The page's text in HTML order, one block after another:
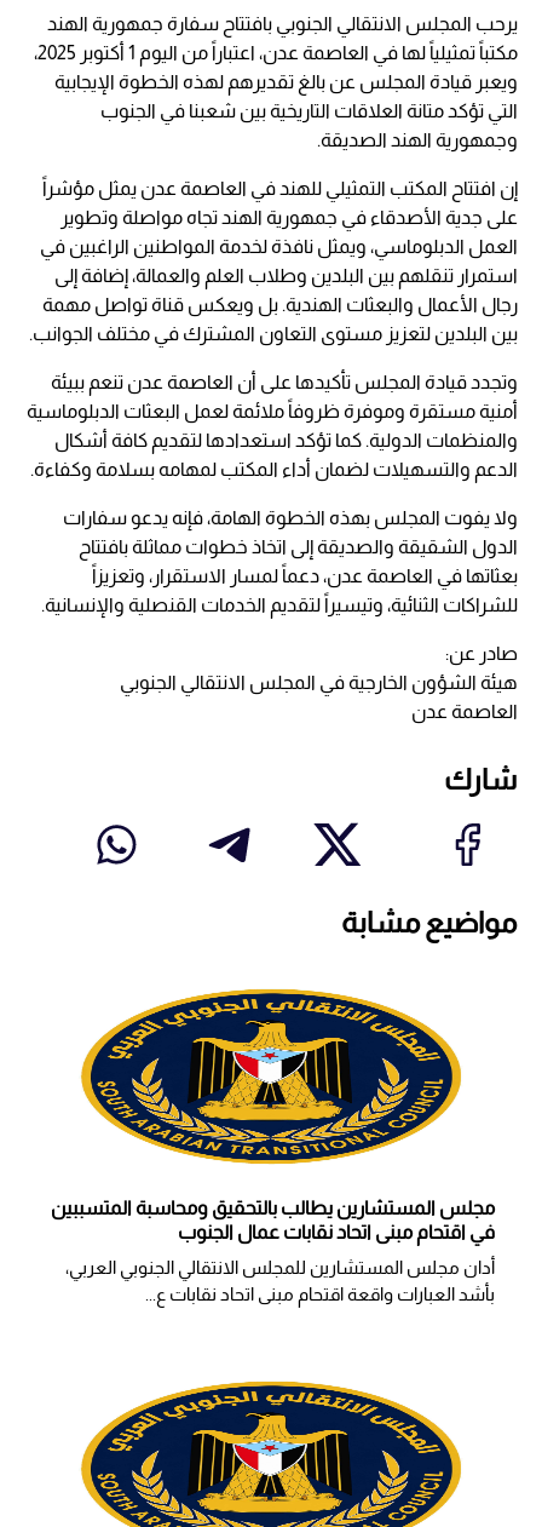
يرحب المجلس الانتقالي الجنوبي بافتتاح سفارة جمهورية الهند
مكتباً تمثيلياً لها في العاصمة عدن، اعتباراً من اليوم 1 أكتوبر 2025،
ويعبر قيادة المجلس عن بالغ تقديرهم لهذه الخطوة الإيجابية
التي تؤكد متانة العلاقات التاريخية بين شعبنا في الجنوب
وجمهورية الهند الصديقة.
إن افتتاح المكتب التمثيلي للهند في العاصمة عدن يمثل مؤشراً
على جدية الأصدقاء في جمهورية الهند تجاه مواصلة وتطوير
العمل الدبلوماسي، ويمثل نافذة لخدمة المواطنين الراغبين في
استمرار تنقلهم بين البلدين وطلاب العلم والعمالة، إضافة إلى
رجال الأعمال والبعثات الهندية. بل ويعكس قناة تواصل مهمة
بين البلدين لتعزيز مستوى التعاون المشترك في مختلف الجوانب.
وتجدد قيادة المجلس تأكيدها على أن العاصمة عدن تنعم ببيئة
أمنية مستقرة وموفرة ظروفاً ملائمة لعمل البعثات الدبلوماسية
والمنظمات الدولية. كما تؤكد استعدادها لتقديم كافة أشكال
الدعم والتسهيلات لضمان أداء المكتب لمهامه بسلامة وكفاءة.
ولا يفوت المجلس بهذه الخطوة الهامة، فإنه يدعو سفارات
الدول الشقيقة والصديقة إلى اتخاذ خطوات مماثلة بافتتاح
بعثاتها في العاصمة عدن، دعماً لمسار الاستقرار، وتعزيزاً
للشراكات الثنائية، وتيسيراً لتقديم الخدمات القنصلية والإنسانية.
صادر عن:
هيئة الشؤون الخارجية في المجلس الانتقالي الجنوبي
العاصمة عدن
شارك
مواضيع مشابة
مجلس المستشارين يطالب بالتحقيق ومحاسبة المتسببين
في اقتحام مبنى اتحاد نقابات عمال الجنوب
أدان مجلس المستشارين للمجلس الانتقالي الجنوبي العربي،
بأشد العبارات واقعة اقتحام مبنى اتحاد نقابات ع...